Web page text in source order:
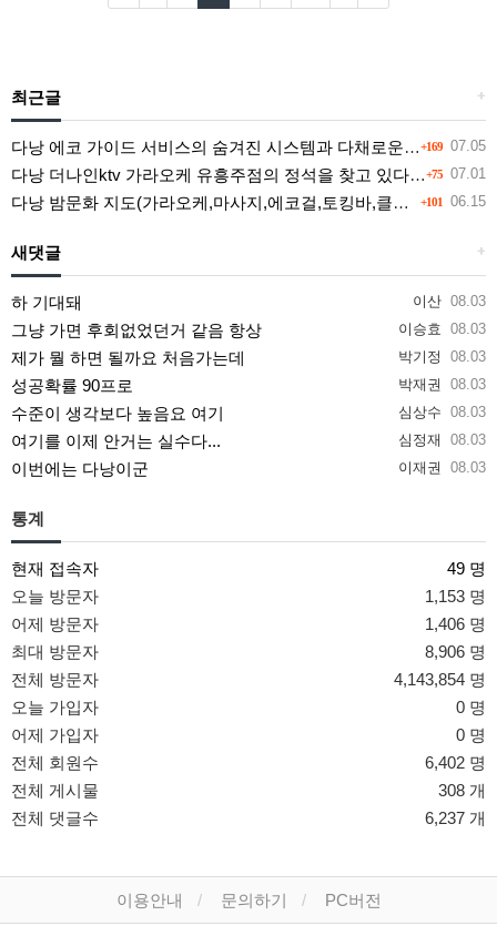
+
최근글
+169 07.05
다낭 에코 가이드 서비스의 숨겨진 시스템과 다채로운 인력 풀의 진실
+75 07.01
다낭 더나인ktv 가라오케 유흥주점의 정석을 찾고 있다면 여기
+101 06.15
다낭 밤문화 지도(가라오케,마사지,에코걸,토킹바,클럽) 유흥별 가격 및 후기공유
+
새댓글
이산 08.03
하 기대돼
이승효 08.03
그냥 가면 후회없었던거 같음 항상
박기정 08.03
제가 뭘 하면 될까요 처음가는데
박재권 08.03
성공확률 90프로
심상수 08.03
수준이 생각보다 높음요 여기
심정재 08.03
여기를 이제 안거는 실수다...
이재권 08.03
이번에는 다낭이군
통계
현재 접속자
49 명
오늘 방문자
1,153 명
어제 방문자
1,406 명
최대 방문자
8,906 명
전체 방문자
4,143,854 명
오늘 가입자
0 명
어제 가입자
0 명
전체 회원수
6,402 명
전체 게시물
308 개
전체 댓글수
6,237 개
이용안내 문의하기 PC버전